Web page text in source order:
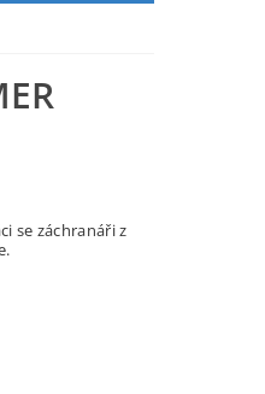
se záchranáři z